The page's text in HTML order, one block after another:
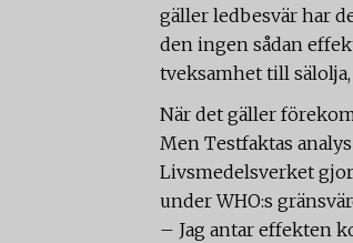
gäller ledbesvär har
den ingen sådan
tveksamhet till
När det gäller
Men Testfaktas
Livsmedelsverket
under WHO:s
– Jag antar effekten